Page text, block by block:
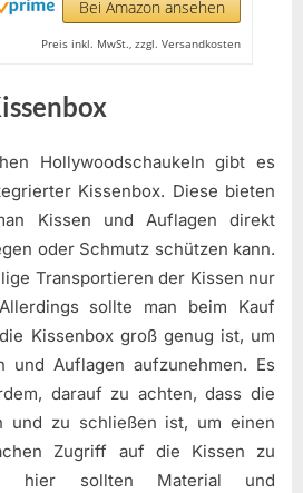
Bei Amazon ansehen
Preis inkl. MwSt., zzgl. Versandkosten
Hollywoodschaukeln gibt es
Kissenbox. Diese bieten
Kissen und Auflagen direkt
oder Schmutz schützen kann.
Transportieren der Kissen nur
sollte man beim Kauf
Kissenbox groß genug ist, um
und Auflagen aufzunehmen. Es
darauf zu achten, dass die
und zu schließen ist, um einen
Zugriff auf die Kissen zu
hier sollten Material und